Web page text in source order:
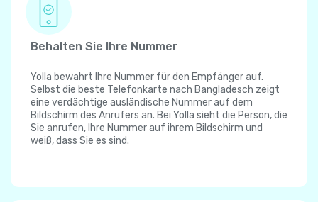
Behalten Sie Ihre Nummer
Yolla bewahrt Ihre Nummer für den Empfänger auf.
Selbst die beste Telefonkarte nach Bangladesch zeigt
eine verdächtige ausländische Nummer auf dem
Bildschirm des Anrufers an. Bei Yolla sieht die Person, die
Sie anrufen, Ihre Nummer auf ihrem Bildschirm und
weiß, dass Sie es sind.